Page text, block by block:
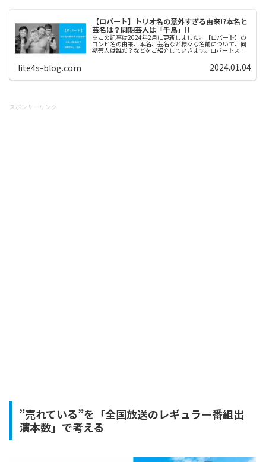
【ロバート】トリオ名の意外すぎる由来!?本名と
芸名は？同期芸人は「千鳥」!!
※この記事は2024年2月に更新しました。【ロバート】の
コンビ名の由来、本名、芸名など様々な名前について、同
期芸人は誰だ？などをご紹介していきます。ロバートスポ
ンサーリンク (adsbygoogle = window.adsbygoogle...
lite4s-blog.com 2024.01.04
スポンサーリンク
”売れている”を「全国放送のレギュラー番組出
演本数」で考える